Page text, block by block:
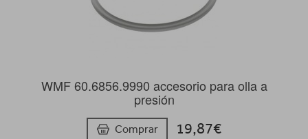
WMF 60.6856.9990 accesorio para olla a
presión
Comprar 19,87€